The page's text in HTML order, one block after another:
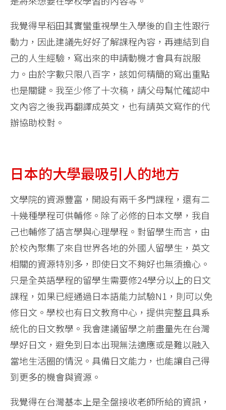
我覺得早稻田其實蠻重視學生入學後的自主性跟行
動力，因此建議先好好了解課程內容，再連結到自
己的人生經驗，寫出來的申請動機才會具有說服
力。由於字數只限八百字，該如何精簡的寫出重點
也是關鍵。我至少修了十次稿，請父母幫忙確認中
文內容之後我再翻譯成英文，也有請英文寫作的代
辦協助校對。
日本的大學最吸引人的地方
文學院的資源豐富，開設有兩千多門課程，還有二
十幾種學程可供輔修。除了必修的日本文學，我自
己也輔修了語言學與心理學程。對留學生而言，由
於校內聚集了來自世界各地的外國人留學生，英文
相關的資源特別多，即使日文不夠好也無須擔心。
只是全英語學程的留學生需要修24學分以上的日文
課程，如果已經通過日本語能力試驗N1，則可以免
修日文。學校也有日文教育中心，提供完整且具系
統化的日文教學。我會建議留學之前盡量先在台灣
學好日文，避免到日本出現無法適應或是難以融入
當地生活圈的情況。具備日文能力，也能讓自己得
到更多的機會與資源。
我覺得在台灣基本上是全盤接收老師所給的資訊，